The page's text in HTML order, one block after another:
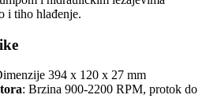
i tiho hlađenje.
394 x 120 x 27 mm
: Brzina 900-2200 RPM, protok do